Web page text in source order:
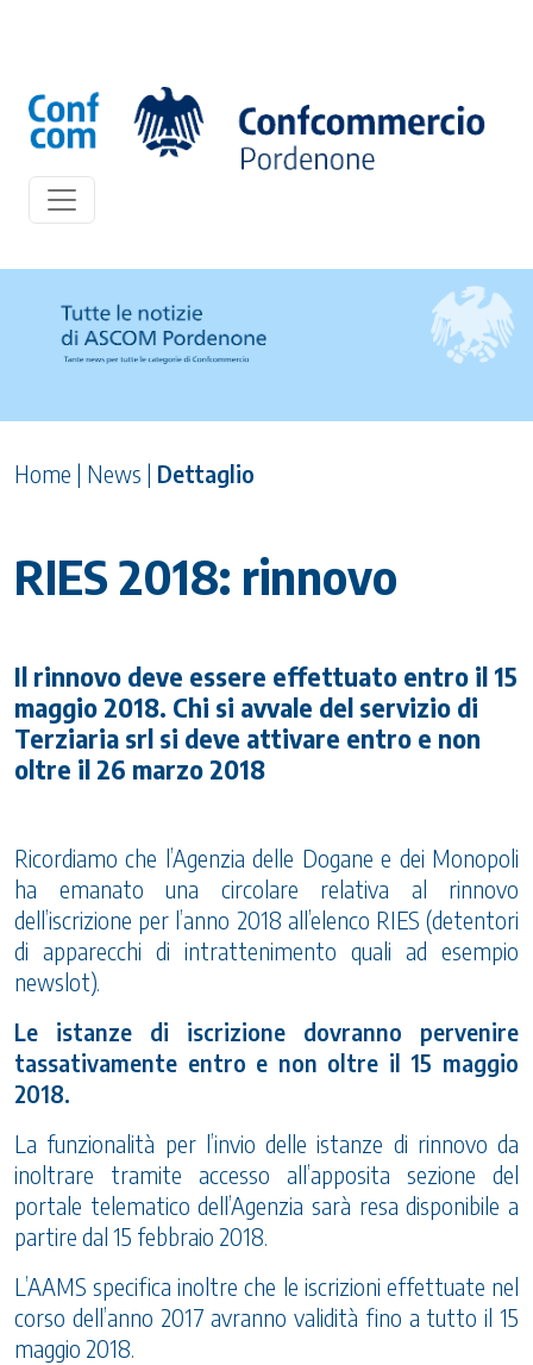
Home | News | Dettaglio
RIES 2018: rinnovo
Il rinnovo deve essere effettuato entro il 15
maggio 2018. Chi si avvale del servizio di
Terziaria srl si deve attivare entro e non
oltre il 26 marzo 2018
Ricordiamo che l’Agenzia delle Dogane e dei Monopoli
ha emanato una circolare relativa al rinnovo
dell’iscrizione per l’anno 2018 all’elenco RIES (detentori
di apparecchi di intrattenimento quali ad esempio
newslot).
Le istanze di iscrizione dovranno pervenire
tassativamente entro e non oltre il 15 maggio
2018.
La funzionalità per l’invio delle istanze di rinnovo da
inoltrare tramite accesso all’apposita sezione del
portale telematico dell’Agenzia sarà resa disponibile a
partire dal 15 febbraio 2018.
L’AAMS specifica inoltre che le iscrizioni effettuate nel
corso dell’anno 2017 avranno validità fino a tutto il 15
maggio 2018.